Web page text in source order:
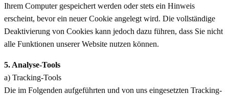
Ihrem Computer gespeichert werden oder stets ein Hinweis
erscheint, bevor ein neuer Cookie angelegt wird. Die vollständige
Deaktivierung von Cookies kann jedoch dazu führen, dass Sie nicht
alle Funktionen unserer Website nutzen können.
5. Analyse-Tools
a) Tracking-Tools
Die im Folgenden aufgeführten und von uns eingesetzten Tracking-